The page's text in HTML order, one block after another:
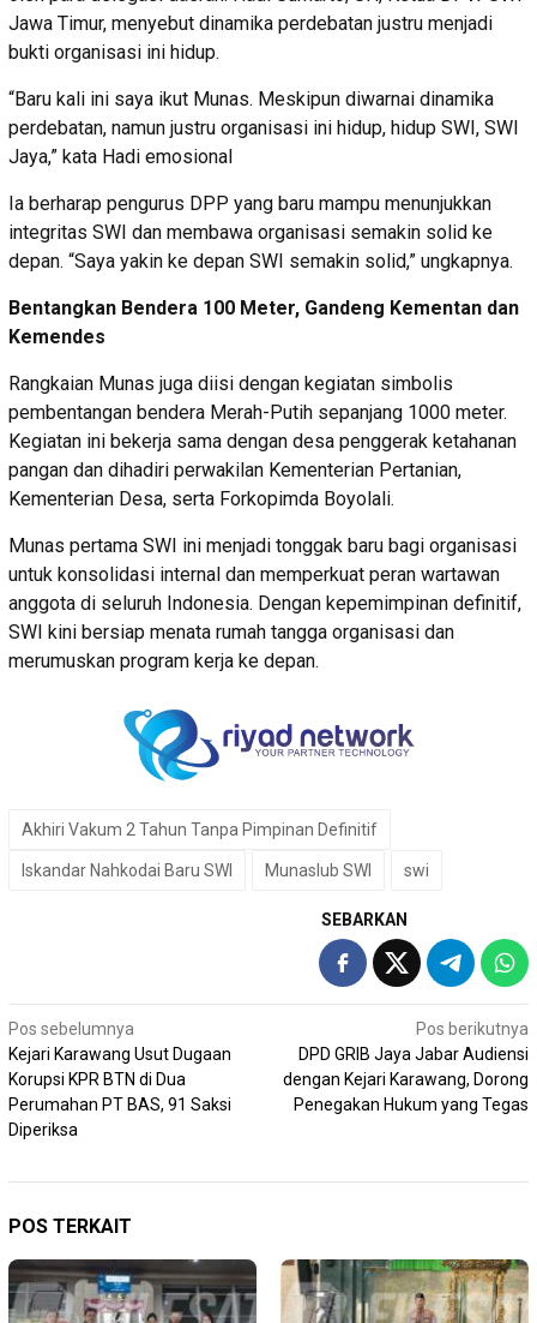
Jawa Timur, menyebut dinamika perdebatan justru menjadi
bukti organisasi ini hidup.
“Baru kali ini saya ikut Munas. Meskipun diwarnai dinamika
perdebatan, namun justru organisasi ini hidup, hidup SWI, SWI
Jaya,” kata Hadi emosional
Ia berharap pengurus DPP yang baru mampu menunjukkan
integritas SWI dan membawa organisasi semakin solid ke
depan. “Saya yakin ke depan SWI semakin solid,” ungkapnya.
Bentangkan Bendera 100 Meter, Gandeng Kementan dan
Kemendes
Rangkaian Munas juga diisi dengan kegiatan simbolis
pembentangan bendera Merah-Putih sepanjang 1000 meter.
Kegiatan ini bekerja sama dengan desa penggerak ketahanan
pangan dan dihadiri perwakilan Kementerian Pertanian,
Kementerian Desa, serta Forkopimda Boyolali.
Munas pertama SWI ini menjadi tonggak baru bagi organisasi
untuk konsolidasi internal dan memperkuat peran wartawan
anggota di seluruh Indonesia. Dengan kepemimpinan definitif,
SWI kini bersiap menata rumah tangga organisasi dan
merumuskan program kerja ke depan.
Akhiri Vakum 2 Tahun Tanpa Pimpinan Definitif
Iskandar Nahkodai Baru SWI Munaslub SWI swi
SEBARKAN
Navigasi
pos
Pos sebelumnya
Kejari Karawang Usut Dugaan
Korupsi KPR BTN di Dua
Perumahan PT BAS, 91 Saksi
Diperiksa
Pos berikutnya
DPD GRIB Jaya Jabar Audiensi
dengan Kejari Karawang, Dorong
Penegakan Hukum yang Tegas
POS TERKAIT